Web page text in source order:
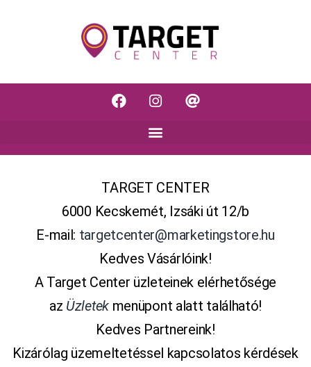
TARGET CENTER
6000 Kecskemét, Izsáki út 12/b
E-mail: targetcenter@marketingstore.hu
Kedves Vásárlóink!
A Target Center üzleteinek elérhetősége
az Üzletekmenüpont alatt található!
Kedves Partnereink!
Kizárólag üzemeltetéssel kapcsolatos kérdések